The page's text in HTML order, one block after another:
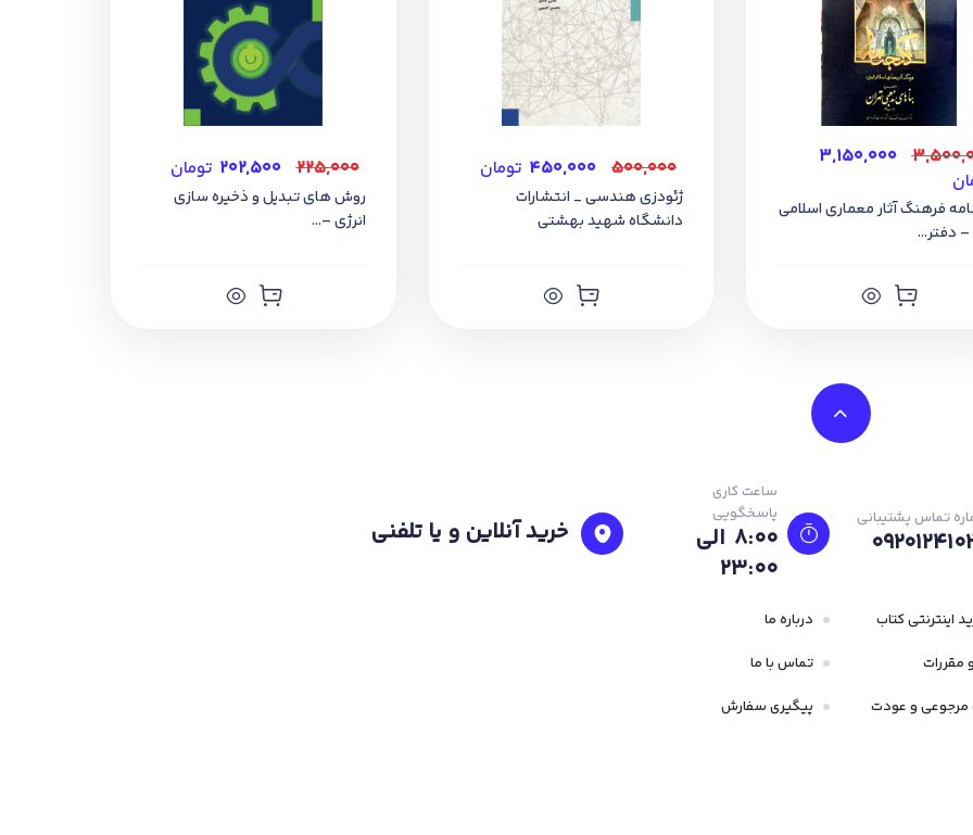
۳,۱۵۰,۰۰۰
فرهنگ آثار معماری اسلامی
– دفتر...
۵۰۰,۰۰۰ ۴۵۰,۰۰۰ تومان
ژئودزی هندسی _ انتشارات
دانشگاه شهید بهشتی
۲۲۵,۰۰۰ ۲۰۲,۵۰۰ تومان
روش های تبدیل و ذخیره سازی
انرژی –...
تماس پشتیبانی
ساعت کاری
پاسخگویی
8:00 الی
23:۰۰
خرید آنلاین و یا تلفنی
اینترنتی کتاب
مقررات
و عودت
درباره ما
تماس با ما
پیگیری سفارش